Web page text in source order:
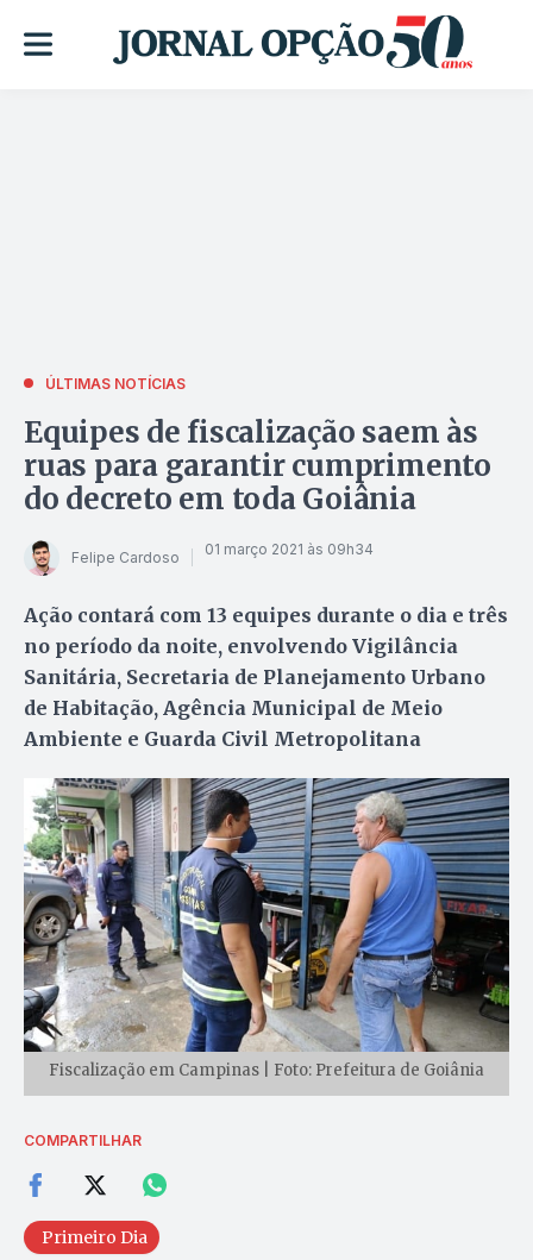
ÚLTIMAS NOTÍCIAS
Equipes de fiscalização saem às
ruas para garantir cumprimento
do decreto em toda Goiânia
Felipe Cardoso 01 março 2021 às 09h34
Ação contará com 13 equipes durante o dia e três
no período da noite, envolvendo Vigilância
Sanitária, Secretaria de Planejamento Urbano
de Habitação, Agência Municipal de Meio
Ambiente e Guarda Civil Metropolitana
Fiscalização em Campinas | Foto: Prefeitura de Goiânia
COMPARTILHAR
Primeiro Dia